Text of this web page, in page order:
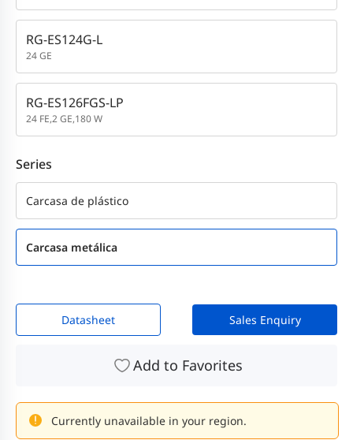
RG-ES124G-L
24 GE
RG-ES126FGS-LP
24 FE,2 GE,180 W
Series
Carcasa de plástico
Carcasa metálica
Datasheet Sales Enquiry
Add to Favorites
Currently unavailable in your region.